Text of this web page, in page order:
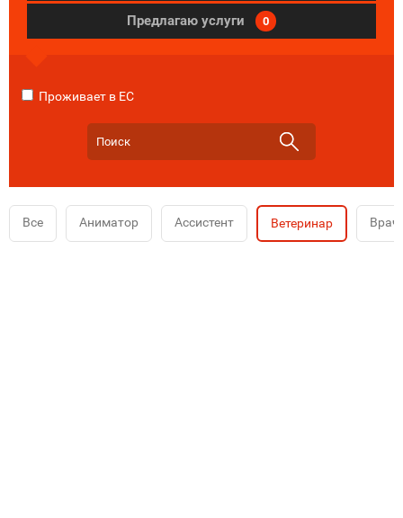
Предлагаю услуги 0
Проживает в ЕС
Все Аниматор Ассистент Ветеринар Врач